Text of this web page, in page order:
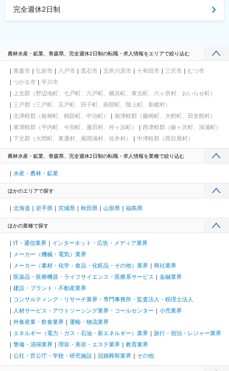
完全週休2日制
農林水産・鉱業、青森県、完全週休2日制の転職・求人情報をエリアで絞り込む
青森市 弘前市 八戸市 黒石市 五所川原市 十和田市 三沢市
むつ市
つがる市
平川市
上北郡（野辺地町、七戸町、六戸町、横浜町、東北町、六ヶ所村、おいらせ町）
三戸郡（三戸町、五戸町、田子町、南部町、階上町、新郷村）
北津軽郡（板柳町、鶴田町、中泊町）
南津軽郡（藤崎町、大鰐町、田舎館村）
東津軽郡（平内町、今別町、蓬田村、外ヶ浜町）
西津軽郡（鰺ヶ沢町、深浦町）
下北郡（大間町、東通村、風間浦村、佐井村）
中津軽郡（西目屋村）
農林水産・鉱業、青森県、完全週休2日制の転職・求人情報を業種で絞り込む
水産・農林・鉱業
ほかのエリアで探す
北海道 岩手県 宮城県 秋田県 山形県 福島県
ほかの業種で探す
IT・通信業界
インターネット・広告・メディア業界
メーカー（機械・電気）業界
メーカー（素材・化学・食品・化粧品・その他）業界
商社業界
医薬品・医療機器・ライフサイエンス・医療系サービス
金融業界
建設・プラント・不動産業界
コンサルティング・リサーチ業界・専門事務所・監査法人・税理士法人
人材サービス・アウトソーシング業界・コールセンター
小売業界
外食産業・飲食業界
運輸・物流業界
エネルギー（電力・ガス・石油・新エネルギー）業界
旅行・宿泊・レジャー業界
警備・清掃業界
理容・美容・エステ業界
教育業界
公社・官公庁・学校・研究施設
冠婚葬祭業界 その他